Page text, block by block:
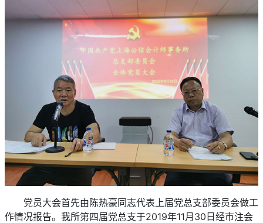
党员大会首先由陈热豪同志代表上届党总支部委员会做工
作情况报告。我所第四届党总支于2019年11月30日经市注会